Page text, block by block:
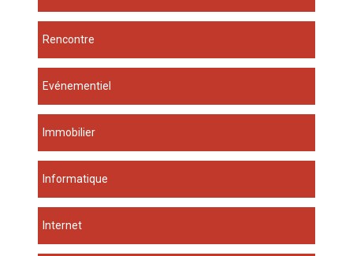
Rencontre
Evénementiel
Immobilier
Informatique
Internet